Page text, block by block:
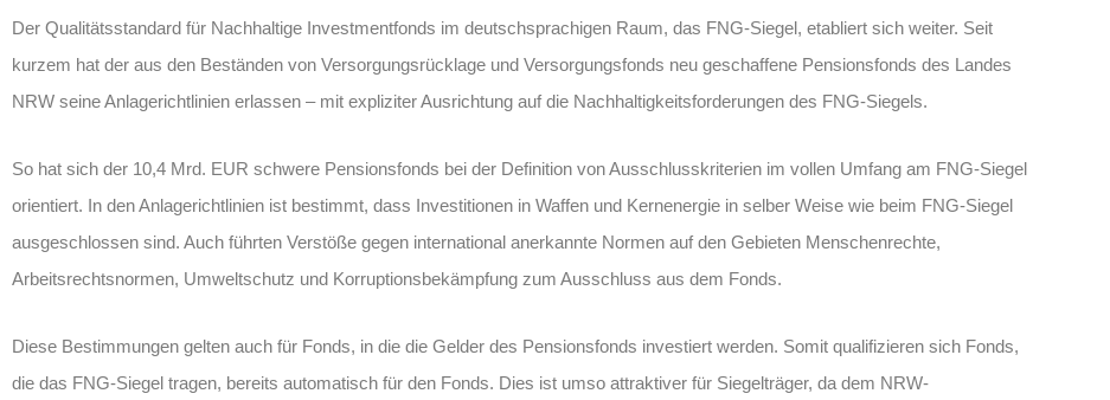
Der Qualitätsstandard für Nachhaltige Investmentfonds im deutschsprachigen Raum, das FNG-Siegel, etabliert sich weiter. Seit
kurzem hat der aus den Beständen von Versorgungsrücklage und Versorgungsfonds neu geschaffene Pensionsfonds des Landes
NRW seine Anlagerichtlinien erlassen – mit expliziter Ausrichtung auf die Nachhaltigkeitsforderungen des FNG-Siegels.
So hat sich der 10,4 Mrd. EUR schwere Pensionsfonds bei der Definition von Ausschlusskriterien im vollen Umfang am FNG-Siegel
orientiert. In den Anlagerichtlinien ist bestimmt, dass Investitionen in Waffen und Kernenergie in selber Weise wie beim FNG-Siegel
ausgeschlossen sind. Auch führten Verstöße gegen international anerkannte Normen auf den Gebieten Menschenrechte,
Arbeitsrechtsnormen, Umweltschutz und Korruptionsbekämpfung zum Ausschluss aus dem Fonds.
Diese Bestimmungen gelten auch für Fonds, in die die Gelder des Pensionsfonds investiert werden. Somit qualifizieren sich Fonds,
die das FNG-Siegel tragen, bereits automatisch für den Fonds. Dies ist umso attraktiver für Siegelträger, da dem NRW-